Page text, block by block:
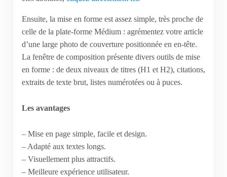
Ensuite, la mise en forme est assez simple, très proche de
celle de la plate-forme Médium : agrémentez votre article
d’une large photo de couverture positionnée en en-tête.
La fenêtre de composition présente divers outils de mise
en forme : de deux niveaux de titres (H1 et H2), citations,
extraits de texte brut, listes numérotées ou à puces.
Les avantages
– Mise en page simple, facile et design.
– Adapté aux textes longs.
– Visuellement plus attractifs.
– Meilleure expérience utilisateur.